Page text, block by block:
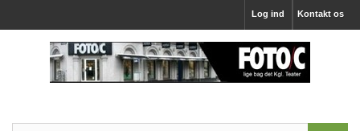
Kontakt os
Log ind